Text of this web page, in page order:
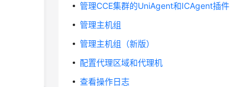
管理CCE集群的UniAgent和ICAgent插件
管理主机组
管理主机组（新版）
配置代理区域和代理机
查看操作日志